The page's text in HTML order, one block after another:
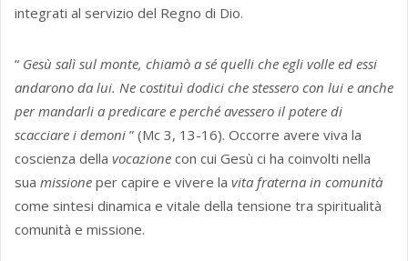
integrati al servizio del Regno di Dio.
“ Gesù salì sul monte, chiamò a sé quelli che egli volle ed essi
andarono da lui. Ne costituì dodici che stessero con lui e anche
per mandarli a predicare e perché avessero il potere di
scacciare i demoni ” (Mc 3, 13-16). Occorre avere viva la
coscienza della vocazione con cui Gesù ci ha coinvolti nella
sua missione per capire e vivere la vita fraterna in comunità
come sintesi dinamica e vitale della tensione tra spiritualità
comunità e missione.